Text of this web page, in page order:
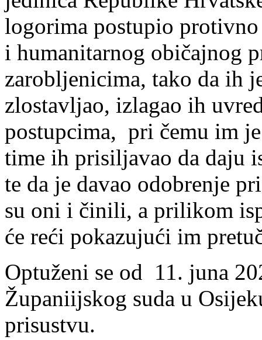
logorima postupio
i humanitarnog običajnog
zarobljenicima, tako da
zlostavljao, izlagao ih
postupcima, pri čemu im
time ih prisiljavao da daju
te da je davao odobrenje
su oni i činili, a prilikom
će reći pokazujući im
Optuženi se od 11. juna
Županiijskog suda u
prisustvu.